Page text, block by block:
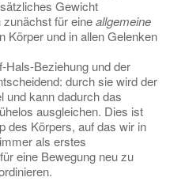
Gewicht
für eineallgemeine
Körper und in allen Gelenken
Hals-Beziehung und der
durch sie wird der
und kann dadurch das
ausgleichen. Dies ist
des Körpers, auf das wir in
als erstes
eine Bewegung neu zu